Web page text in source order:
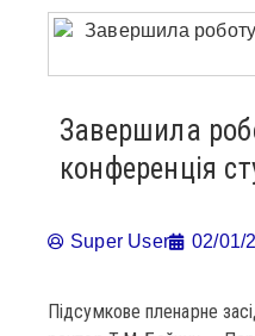
Завершила
конференція
Super User 02/01/
Підсумкове пленарне